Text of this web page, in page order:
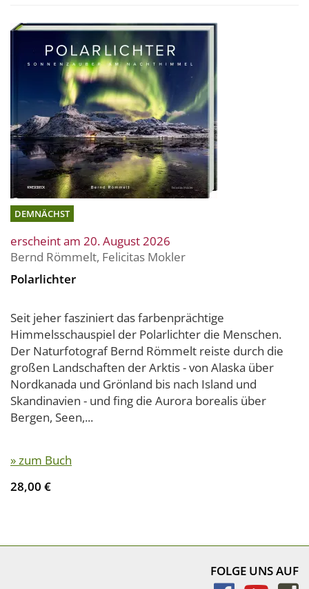
DEMNÄCHST
erscheint am 20. August 2026
Bernd Römmelt, Felicitas Mokler
Polarlichter
Seit jeher fasziniert das farbenprächtige
Himmelsschauspiel der Polarlichter die Menschen.
Der Naturfotograf Bernd Römmelt reiste durch die
großen Landschaften der Arktis - von Alaska über
Nordkanada und Grönland bis nach Island und
Skandinavien - und fing die Aurora borealis über
Bergen, Seen,...
» zum Buch
28,00 €
FOLGE UNS AUF